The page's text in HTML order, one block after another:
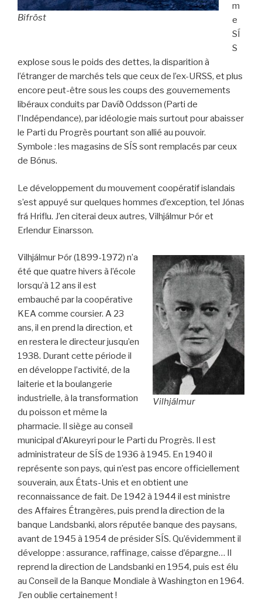
Bifröst
m
e
SÍ
S
explose sous le poids des dettes, la disparition à
l’étranger de marchés tels que ceux de l’ex-URSS, et plus
encore peut-être sous les coups des gouvernements
libéraux conduits par Davíð Oddsson (Parti de
l’Indépendance), par idéologie mais surtout pour abaisser
le Parti du Progrès pourtant son allié au pouvoir.
Symbole : les magasins de SÍS sont remplacés par ceux
de Bónus.
Le développement du mouvement coopératif islandais
s’est appuyé sur quelques hommes d’exception, tel Jónas
frá Hriflu. J’en citerai deux autres, Vilhjálmur Þór et
Erlendur Einarsson.
Vilhjálmur
Vilhjálmur Þór (1899-1972) n’a
été que quatre hivers à l’école
lorsqu’à 12 ans il est
embauché par la coopérative
KEA comme coursier. A 23
ans, il en prend la direction, et
en restera le directeur jusqu’en
1938. Durant cette période il
en développe l’activité, de la
laiterie et la boulangerie
industrielle, à la transformation
du poisson et même la
pharmacie. Il siège au conseil
municipal d’Akureyri pour le Parti du Progrès. Il est
administrateur de SÍS de 1936 à 1945. En 1940 il
représente son pays, qui n’est pas encore officiellement
souverain, aux États-Unis et en obtient une
reconnaissance de fait. De 1942 à 1944 il est ministre
des Affaires Étrangères, puis prend la direction de la
banque Landsbanki, alors réputée banque des paysans,
avant de 1945 à 1954 de présider SÍS. Qu’évidemment il
développe : assurance, raffinage, caisse d’épargne… Il
reprend la direction de Landsbanki en 1954, puis est élu
au Conseil de la Banque Mondiale à Washington en 1964.
J’en oublie certainement !